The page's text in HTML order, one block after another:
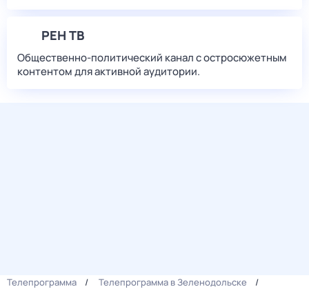
РЕН ТВ
Общественно-политический канал с остросюжетным
контентом для активной аудитории.
Телепрограмма
Телепрограмма в Зеленодольске